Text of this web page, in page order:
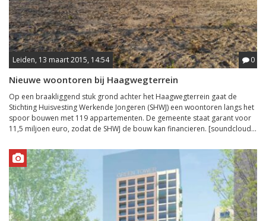
Leiden, 13 maart 2015, 14:54 0
Nieuwe woontoren bij Haagwegterrein
Op een braakliggend stuk grond achter het Haagwegterrein gaat de
Stichting Huisvesting Werkende Jongeren (SHWJ) een woontoren langs het
spoor bouwen met 119 appartementen. De gemeente staat garant voor
11,5 miljoen euro, zodat de SHWJ de bouw kan financieren. [soundcloud...